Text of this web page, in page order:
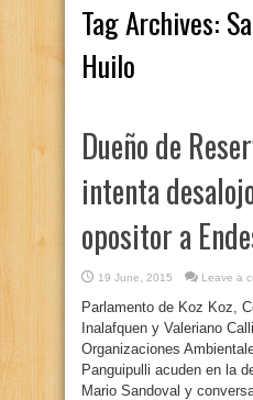
Tag Archives:
Huilo
Dueño de
intenta
opositor a
19 June, 2015 Leave a
Parlamento de Koz Koz,
Inalafquen y Valeriano
Organizaciones
Panguipulli acuden en la
Mario Sandoval y